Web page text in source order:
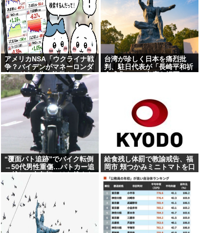
アメリカNSA「ウクライナ戦
争？バイデンがマネーロンダ
リングする為の詐欺だよ」
台湾が珍しく日本を痛烈批
判、駐日代表が「長崎平和祈
念式典」への出席を拒否
“覆面パト追跡”でバイク転倒
→50代男性重傷…パトカー追
い越し→赤色灯つけた後まも
なく転倒
給食残し体罰で教諭戒告、福
岡市 頬つかみミニトマトを口
に